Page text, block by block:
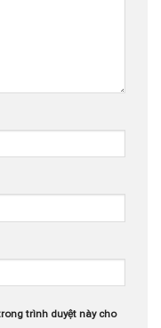
trình duyệt này cho